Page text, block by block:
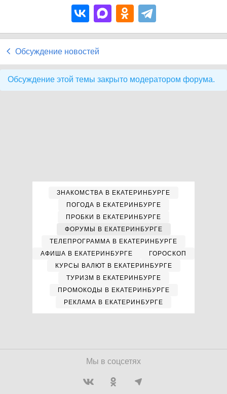
Обсуждение новостей
Обсуждение этой темы закрыто модератором форума.
ЗНАКОМСТВА В ЕКАТЕРИНБУРГЕ
ПОГОДА В ЕКАТЕРИНБУРГЕ
ПРОБКИ В ЕКАТЕРИНБУРГЕ
ФОРУМЫ В ЕКАТЕРИНБУРГЕ
ТЕЛЕПРОГРАММА В ЕКАТЕРИНБУРГЕ
АФИША В ЕКАТЕРИНБУРГЕ
ГОРОСКОП
КУРСЫ ВАЛЮТ В ЕКАТЕРИНБУРГЕ
ТУРИЗМ В ЕКАТЕРИНБУРГЕ
ПРОМОКОДЫ В ЕКАТЕРИНБУРГЕ
РЕКЛАМА В ЕКАТЕРИНБУРГЕ
Мы в соцсетях